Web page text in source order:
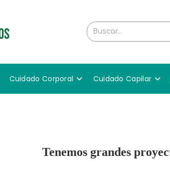
Buscar...
Cuidado Corporal Cuidado Capilar
Tenemos grandes